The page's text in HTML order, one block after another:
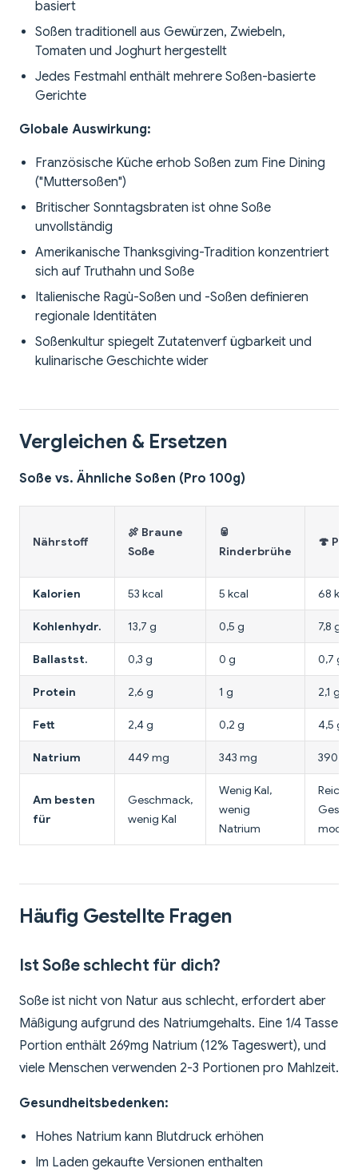
basiert
Soßen traditionell aus Gewürzen, Zwiebeln,
Tomaten und Joghurt hergestellt
Jedes Festmahl enthält mehrere Soßen-basierte
Gerichte
Globale Auswirkung:
Französische Küche erhob Soßen zum Fine Dining
("Muttersoßen")
Britischer Sonntagsbraten ist ohne Soße
unvollständig
Amerikanische Thanksgiving-Tradition konzentriert
sich auf Truthahn und Soße
Italienische Ragù-Soßen und -Soßen definieren
regionale Identitäten
Soßenkultur spiegelt Zutatenverf ügbarkeit und
kulinarische Geschichte wider
Vergleichen & Ersetzen
Soße vs. Ähnliche Soßen (Pro 100g)
Nährstoff
🍖 Braune
Soße
🥫
Rinderbrühe
🍄
Kalorien 53 kcal 5 kcal 68 kcal
Kohlenhydr. 13,7 g 0,5 g 7,8 g
Ballastst. 0,3 g 0 g 0,7 g
Protein 2,6 g 1 g 2,1 g
Fett 2,4 g 0,2 g 4,5 g
Natrium 449 mg 343 mg 390 mg
Am besten
für
Geschmack,
wenig Kal
Wenig Kal,
wenig
Natrium
Reicher
Häufig Gestellte Fragen
Ist Soße schlecht für dich?
Soße ist nicht von Natur aus schlecht, erfordert aber
Mäßigung aufgrund des Natriumgehalts. Eine 1/4 Tasse
Portion enthält 269mg Natrium (12% Tageswert), und
viele Menschen verwenden 2-3 Portionen pro Mahlzeit.
Gesundheitsbedenken:
Hohes Natrium kann Blutdruck erhöhen
Im Laden gekaufte Versionen enthalten